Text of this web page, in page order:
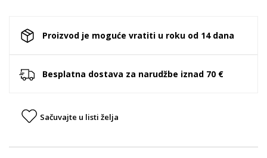
Proizvod je moguće vratiti u roku od 14 dana
Besplatna dostava za narudžbe iznad 70 €
Sačuvajte u listi želja